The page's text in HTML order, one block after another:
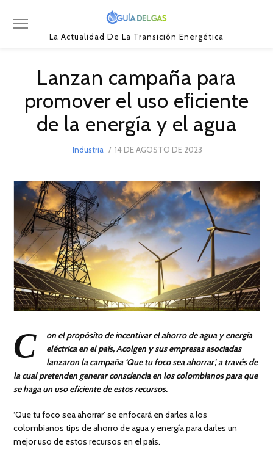
La Actualidad De La Transición Energética
Lanzan campaña para
promover el uso eﬁciente
de la energía y el agua
Industria
POSTED
14 DE AGOSTO DE 2023
2023
C
on el propósito de incentivar el ahorro de agua y energía
eléctrica en el país, Acolgen y sus empresas asociadas
lanzaron la campaña ‘Que tu foco sea ahorrar’, a través de
la cual pretenden generar consciencia en los colombianos para que
se haga un uso eficiente de estos recursos.
‘Que tu foco sea ahorrar’ se enfocará en darles a los
colombianos tips de ahorro de agua y energía para darles un
mejor uso de estos recursos en el país.